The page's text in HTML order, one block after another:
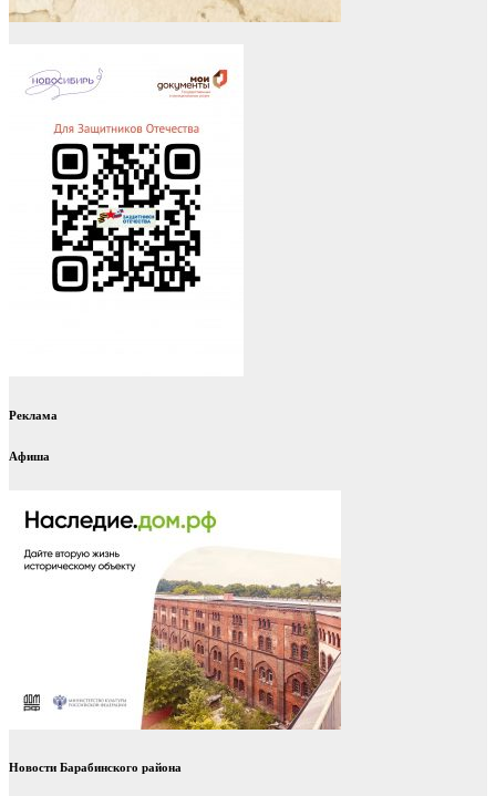
Реклама
Афиша
Новости Барабинского района